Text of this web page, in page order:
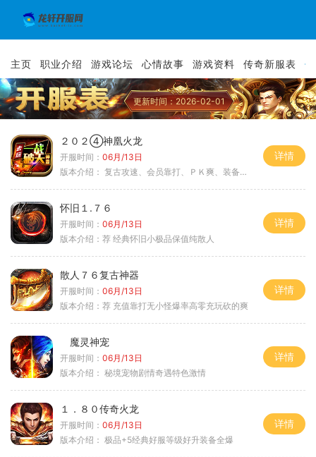
主页 职业介绍 游戏论坛 心情故事 游戏资料 传奇新服表
更新时间：2026-02-01
２０２④神凰火龙
开服时间： 06月/13日
版本介绍： 复古攻速、会员靠打、ＰＫ爽、装备全爆
详情
怀旧１.７６
开服时间： 06月/13日
版本介绍： 荐 经典怀旧小极品保值纯散人
详情
散人７６复古神器
开服时间： 06月/13日
版本介绍： 荐 充值靠打无小怪爆率高零充玩砍的爽
详情
魔灵神宠
开服时间： 06月/13日
版本介绍： 秘境宠物剧情奇遇特色激情
详情
１．８０传奇火龙
开服时间： 06月/13日
版本介绍： 极品+5经典好服等级好升装备全爆
详情